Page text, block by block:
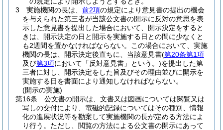
3
実施機関の長は、 前2項の規定により意見書の提出の機会
を与えられた第三者が当該公文書の開示に反対の意思を表
示した意見書を提出した場合において、開示決定をすると
きは、開示決定の日と開示を実施する日との間に少なくと
も2週間を置かなければならない。
この場合において、実施
機関の長は、開示決定後直ちに、当該意見書(第20条第1項
及び第3項において「反対意見書」という。)を提出した第
三者に対し、開示決定をした旨及びその理由並びに開示を
実施する日を書面により通知しなければならない。
(開示の実施)
第16条
公文書の開示は、文書又は図画については閲覧又は
写しの交付により、電磁的記録についてはその種別、情報
化の進展状況等を勘案して実施機関の長が定める方法によ
り行う。 ただし、閲覧の方法による公文書の開示にあって